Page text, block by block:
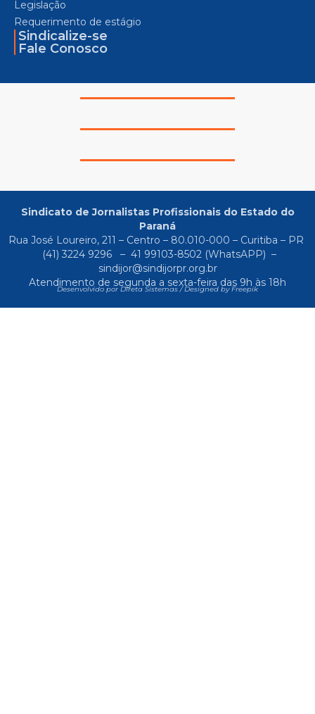
Legislação
Requerimento de estágio
Sindicalize-se
Fale Conosco
Sindicato de Jornalistas Profissionais do Estado do
Paraná
Rua José Loureiro, 211 – Centro – 80.010-000 – Curitiba – PR
(41) 3224 9296
– 41 99103-8502(WhatsAPP) –
sindijor@sindijorpr.org.br
Atendimento de segunda a sexta-feira das 9h às 18h
Desenvolvido por Direta Sistemas /Designed by Freepik